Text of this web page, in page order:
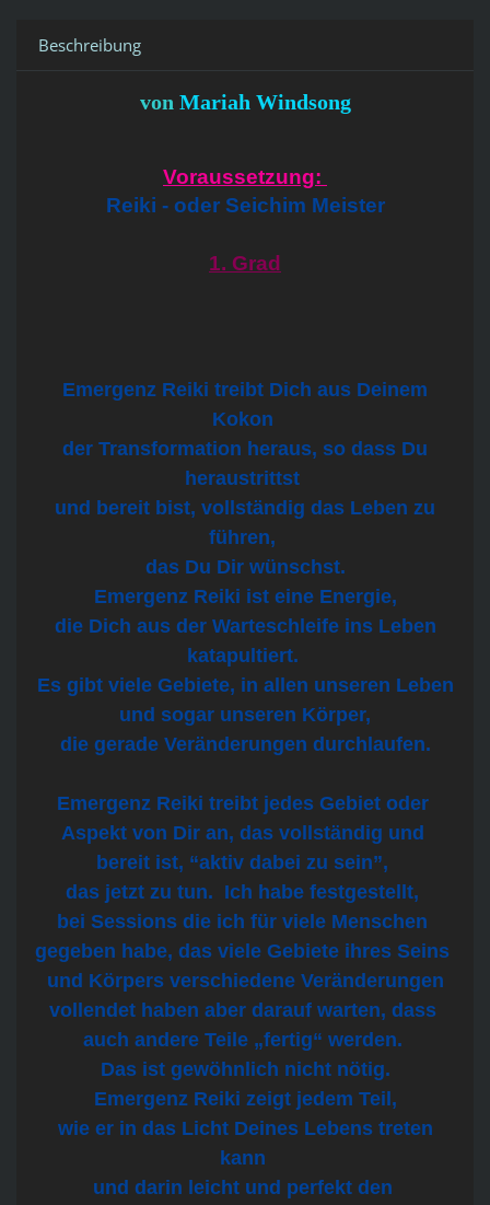
Beschreibung
von Mariah Windsong
Voraussetzung:
Reiki - oder Seichim Meister
1. Grad
Emergenz Reiki treibt Dich aus Deinem
Kokon
der Transformation heraus, so dass Du
heraustrittst
und bereit bist, vollständig das Leben zu
führen,
das Du Dir wünschst.
Emergenz Reiki ist eine Energie,
die Dich aus der Warteschleife ins Leben
katapultiert.
Es gibt viele Gebiete, in allen unseren Leben
und sogar unseren Körper,
die gerade Veränderungen durchlaufen.
Emergenz Reiki treibt jedes Gebiet oder
Aspekt von Dir an, das vollständig und
bereit ist, “aktiv dabei zu sein”,
das jetzt zu tun. Ich habe festgestellt,
bei Sessions die ich für viele Menschen
gegeben habe, das viele Gebiete ihres Seins
und Körpers verschiedene Veränderungen
vollendet haben aber darauf warten, dass
auch andere Teile „fertig“ werden.
Das ist gewöhnlich nicht nötig.
Emergenz Reiki zeigt jedem Teil,
wie er in das Licht Deines Lebens treten
kann
und darin leicht und perfekt den